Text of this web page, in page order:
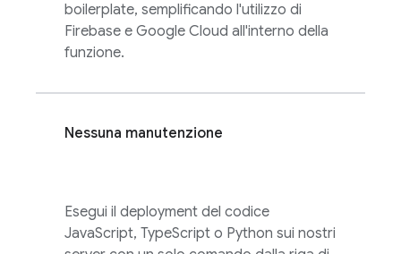
boilerplate, semplificando l'utilizzo di
Firebase e Google Cloud all'interno della
funzione.
Nessuna manutenzione
Esegui il deployment del codice
JavaScript, TypeScript o Python sui nostri